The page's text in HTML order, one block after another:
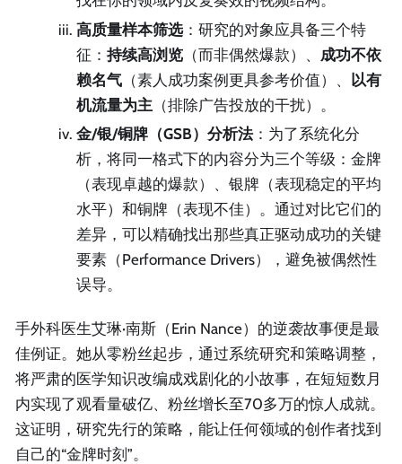
高质量样本筛选：研究的对象应具备三个特
征： 持续高浏览 （而非偶然爆款）、 成功不依
赖名气 （素人成功案例更具参考价值）、
以有
机流量为主 （排除广告投放的干扰）。
金/银/铜牌（GSB）分析法：为了系统化分
析，将同一格式下的内容分为三个等级：金牌
（表现卓越的爆款）、银牌（表现稳定的平均
水平）和铜牌（表现不佳）。通过对比它们的
差异，可以精确找出那些真正驱动成功的关键
要素（Performance Drivers），避免被偶然性
误导。
手外科医生艾琳·南斯（Erin Nance）的逆袭故事便是最
佳例证。她从零粉丝起步，通过系统研究和策略调整，
将严肃的医学知识改编成戏剧化的小故事，在短短数月
内实现了观看量破亿、粉丝增长至70多万的惊人成就。
这证明，研究先行的策略，能让任何领域的创作者找到
自己的“金牌时刻”。